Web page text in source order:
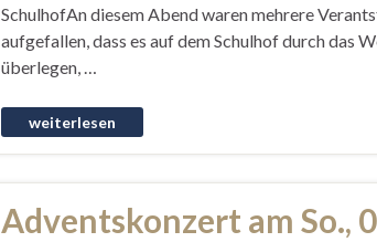
SchulhofAn diesem Abend waren mehrere
aufgefallen, dass es auf dem Schulhof durch das
überlegen, …
Adventskonzert am So.,